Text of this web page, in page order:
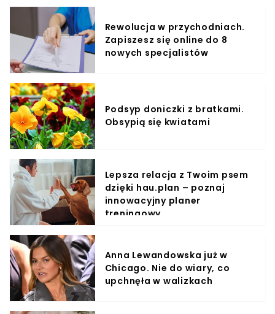
Rewolucja w przychodniach.
Zapiszesz się online do 8
nowych specjalistów
Podsyp doniczki z bratkami.
Obsypią się kwiatami
Lepsza relacja z Twoim psem
dzięki hau.plan – poznaj
innowacyjny planer
treningowy
Anna Lewandowska już w
Chicago. Nie do wiary, co
upchnęła w walizkach